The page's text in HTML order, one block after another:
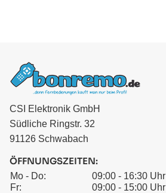
CSI Elektronik GmbH
Südliche Ringstr. 32
91126 Schwabach
ÖFFNUNGSZEITEN:
Mo - Do:
09:00 - 16:30 Uhr
Fr:
09:00 - 15:00 Uhr